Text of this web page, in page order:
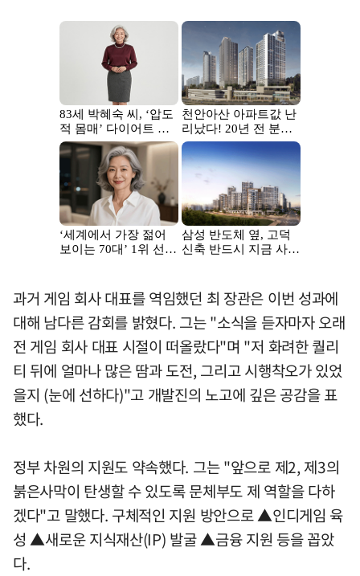
과거 게임 회사 대표를 역임했던 최 장관은 이번 성과에
대해 남다른 감회를 밝혔다. 그는 "소식을 듣자마자 오래
전 게임 회사 대표 시절이 떠올랐다"며 "저 화려한 퀄리
티 뒤에 얼마나 많은 땀과 도전, 그리고 시행착오가 있었
을지 (눈에 선하다)"고 개발진의 노고에 깊은 공감을 표
했다.
정부 차원의 지원도 약속했다. 그는 "앞으로 제2, 제3의
붉은사막이 탄생할 수 있도록 문체부도 제 역할을 다하
겠다"고 말했다. 구체적인 지원 방안으로 ▲인디게임 육
성 ▲새로운 지식재산(IP) 발굴 ▲금융 지원 등을 꼽았
다.